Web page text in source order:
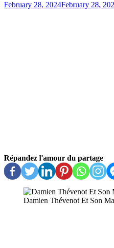
February 28, 2024February 28,
Répandez l'amour du partage
Damien Thévenot Et Son